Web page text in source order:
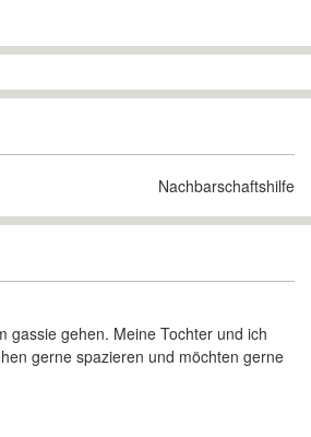
Nachbarschaftshilfe
gassie gehen. Meine Tochter und ich
gerne spazieren und möchten gerne